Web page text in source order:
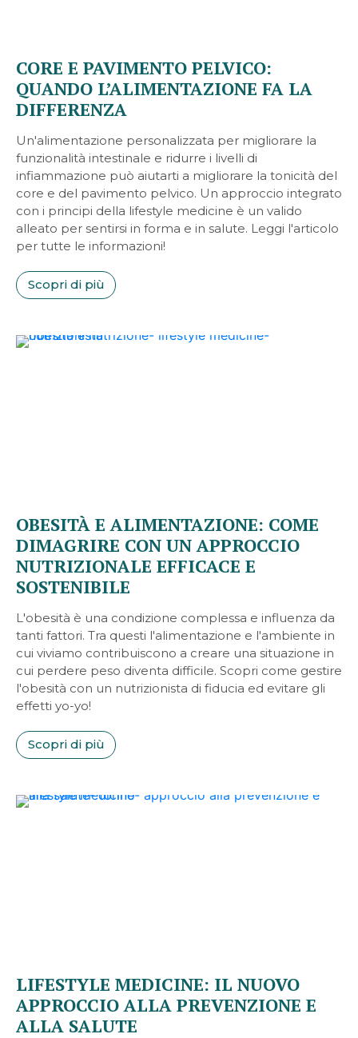
CORE E PAVIMENTO PELVICO:
QUANDO L’ALIMENTAZIONE FA LA
DIFFERENZA
Un'alimentazione personalizzata per migliorare la
funzionalità intestinale e ridurre i livelli di
infiammazione può aiutarti a migliorare la tonicità del
core e del pavimento pelvico. Un approccio integrato
con i principi della lifestyle medicine è un valido
alleato per sentirsi in forma e in salute. Leggi l'articolo
per tutte le informazioni!
Scopri di più
OBESITÀ E ALIMENTAZIONE: COME
DIMAGRIRE CON UN APPROCCIO
NUTRIZIONALE EFFICACE E
SOSTENIBILE
L'obesità è una condizione complessa e influenza da
tanti fattori. Tra questi l'alimentazione e l'ambiente in
cui viviamo contribuiscono a creare una situazione in
cui perdere peso diventa difficile. Scopri come gestire
l'obesità con un nutrizionista di fiducia ed evitare gli
effetti yo-yo!
Scopri di più
LIFESTYLE MEDICINE: IL NUOVO
APPROCCIO ALLA PREVENZIONE E
ALLA SALUTE